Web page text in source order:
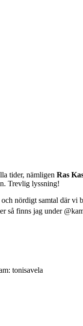
tider, nämligen Ras
Trevlig lyssning!
nördigt samtal där vi
så finns jag under
tonisavela